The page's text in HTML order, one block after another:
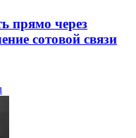
прямо через
сотовой связи